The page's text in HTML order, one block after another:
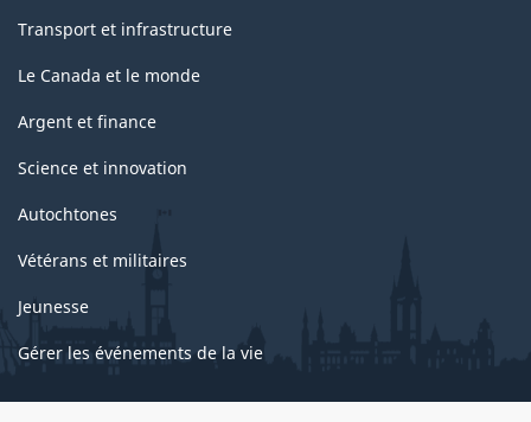
Transport et infrastructure
Le Canada et le monde
Argent et finance
Science et innovation
Autochtones
Vétérans et militaires
Jeunesse
Gérer les événements de la vie